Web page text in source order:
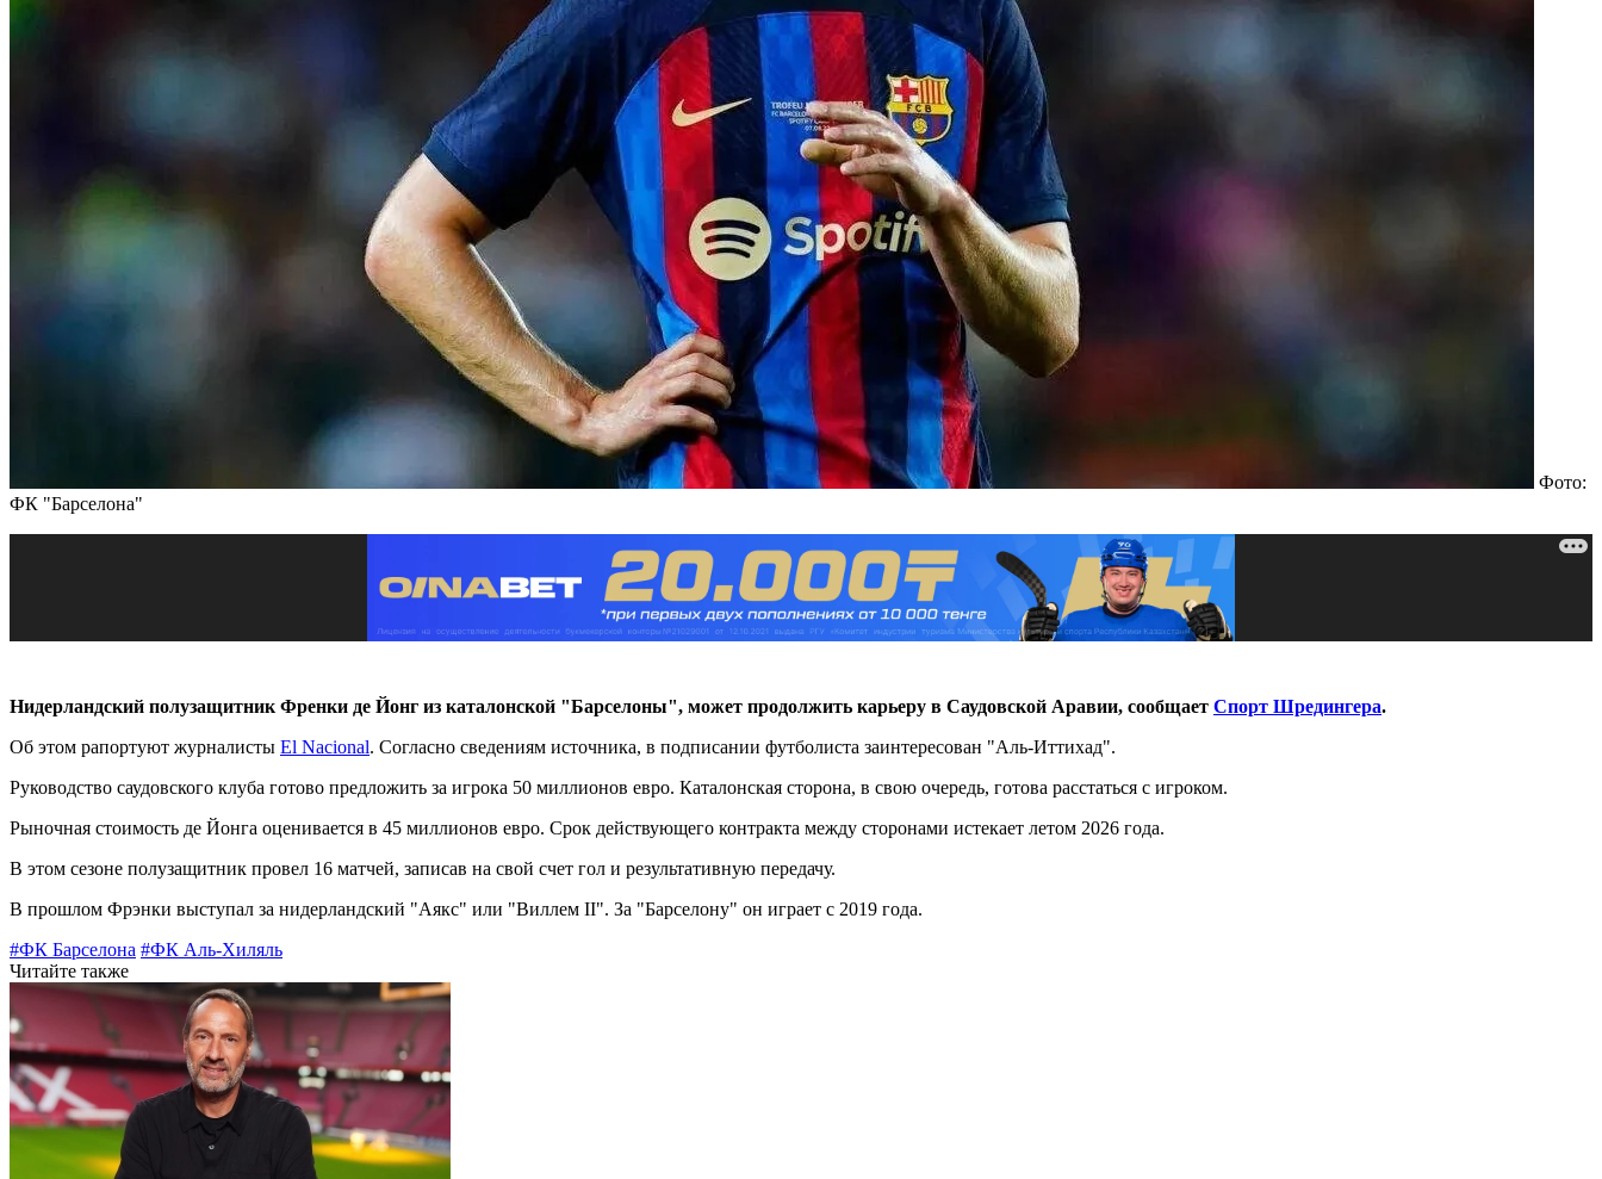
Фото:
ФК "Барселона"
Нидерландский полузащитник Френки де Йонг из каталонской "Барселоны", может продолжить карьеру в Саудовской Аравии, сообщает Спорт Шредингера.
Об этом рапортуют журналисты El Nacional. Согласно сведениям источника, в подписании футболиста заинтересован "Аль-Иттихад".
Руководство саудовского клуба готово предложить за игрока 50 миллионов евро. Каталонская сторона, в свою очередь, готова расстаться с игроком.
Рыночная стоимость де Йонга оценивается в 45 миллионов евро. Срок действующего контракта между сторонами истекает летом 2026 года.
В этом сезоне полузащитник провел 16 матчей, записав на свой счет гол и результативную передачу.
В прошлом Фрэнки выступал за нидерландский "Аякс" или "Виллем II". За "Барселону" он играет с 2019 года.
#ФК Барселона #ФК Аль-Хиляль
Читайте также